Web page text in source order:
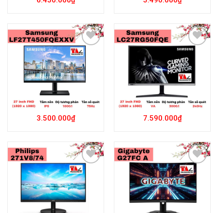
Add to
Wishlist
3.500.000₫
Wishlist
7.590.000₫
Add to
Wishlist
Add to
Wishlist